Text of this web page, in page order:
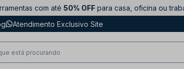
com até 50% OFF para casa, oficina ou
Atendimento Exclusivo Site